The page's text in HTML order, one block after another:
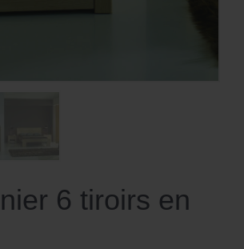
6 tiroirs en